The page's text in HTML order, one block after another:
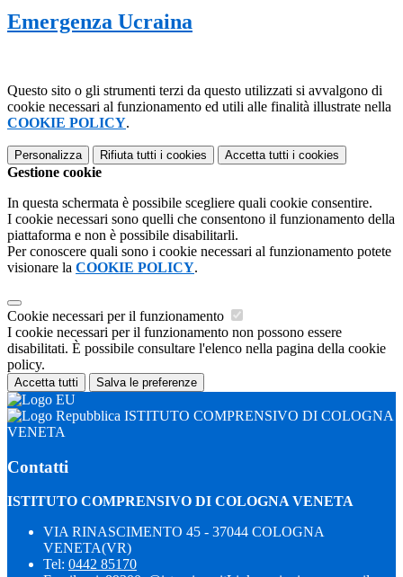
Emergenza Ucraina
Questo sito o gli strumenti terzi da questo utilizzati si avvalgono di
cookie necessari al funzionamento ed utili alle finalità illustrate nella
COOKIE POLICY.
Personalizza Rifiuta tutti i cookies Accetta tutti i cookies
Gestione cookie
In questa schermata è possibile scegliere quali cookie consentire.
I cookie necessari sono quelli che consentono il funzionamento della
piattaforma e non è possibile disabilitarli.
Per conoscere quali sono i cookie necessari al funzionamento potete
visionare la COOKIE POLICY.
Cookie necessari per il funzionamento
I cookie necessari per il funzionamento non possono essere
disabilitati. È possibile consultare l'elenco nella pagina della cookie
policy.
Accetta tutti Salva le preferenze
ISTITUTO COMPRENSIVO DI COLOGNA
VENETA
Contatti
ISTITUTO COMPRENSIVO DI COLOGNA VENETA
VIA RINASCIMENTO 45 - 37044 COLOGNA
VENETA(VR)
Tel: 0442 85170